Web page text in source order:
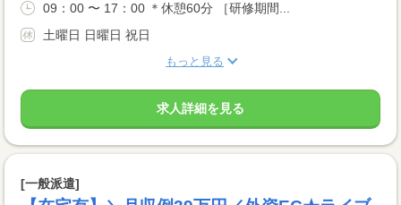
09：00 〜 17：00 ＊休憩60分 ［研修期間...
土曜日 日曜日 祝日
もっと見る
求人詳細を見る
[一般派遣]